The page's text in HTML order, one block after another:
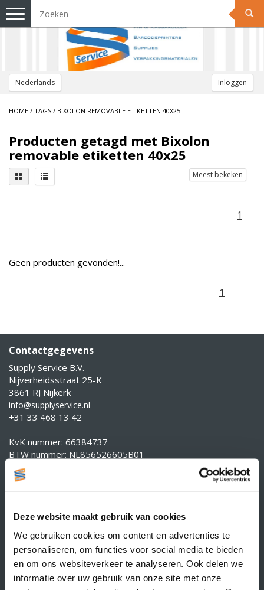
Deze website maakt gebruik van cookies
We gebruiken cookies om content en advertenties te
personaliseren, om functies voor social media te bieden
en om ons websiteverkeer te analyseren. Ook delen we
informatie over uw gebruik van onze site met onze
Nederlands Inloggen
Toggle
navigation
HOME / TAGS / BIXOLON REMOVABLE ETIKETTEN 40X25
Producten getagd met Bixolon
removable etiketten 40x25
Meest bekeken
1
Geen producten gevonden!...
1
Contactgegevens
Supply Service B.V.
Nijverheidsstraat 25-K
3861 RJ Nijkerk
info@supplyservice.nl
+31 33 468 13 42
KvK nummer: 66384737
BTW nummer: NL856526605B01
Klantenservice
Over Supply Service B.V.
Veelgestelde vragen
Retourbeleid
Algemene voorwaarden